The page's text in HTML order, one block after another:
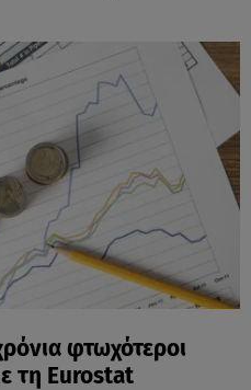
φτωχότεροι
τη Eurostat